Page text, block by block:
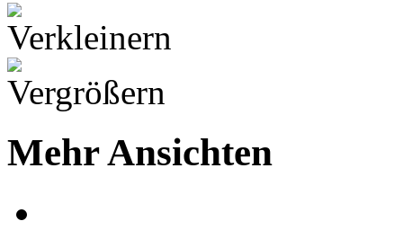
Mehr Ansichten